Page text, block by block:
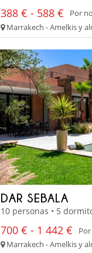
388 € - 588 €
Por
Marrakech - Amelkis y
DAR SEBALA
10 personas • 5
700 € - 1 442 €
Marrakech - Amelkis y